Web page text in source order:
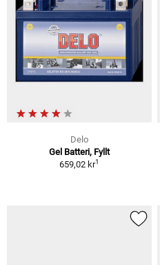
Delo
Gel Batteri, Fyllt
659,02 kr1